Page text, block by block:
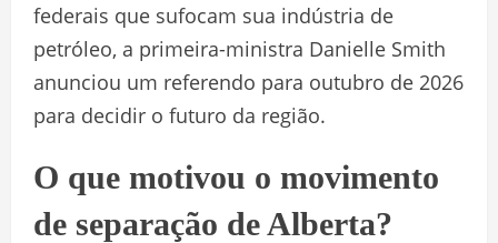
federais que sufocam sua indústria de
petróleo, a primeira-ministra Danielle Smith
anunciou um referendo para outubro de 2026
para decidir o futuro da região.
O que motivou o movimento
de separação de Alberta?